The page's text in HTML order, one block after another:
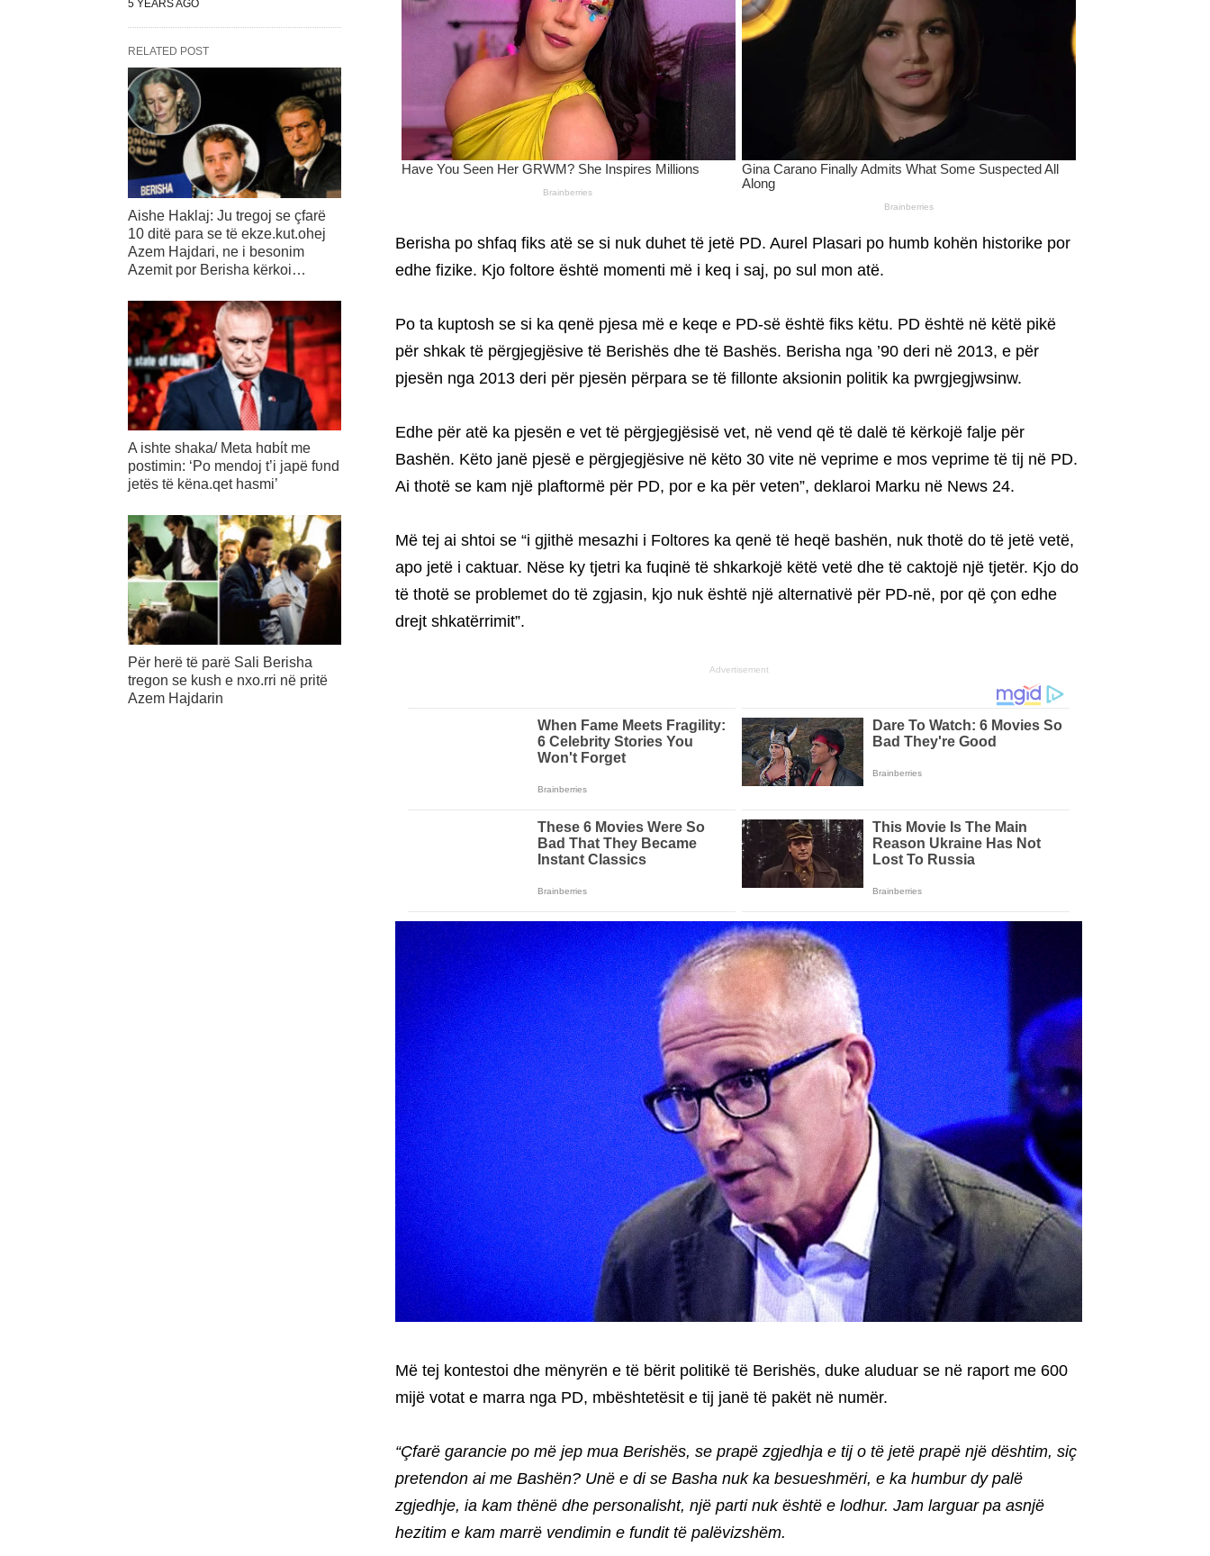
Berisha po shfaq fiks atë se si nuk duhet të jetë PD. Aurel Plasari po humb kohën historike por
edhe fizike. Kjo foltore është momenti më i keq i saj, po sul mon atë.
Po ta kuptosh se si ka qenë pjesa më e keqe e PD-së është fiks këtu. PD është në këtë pikë
për shkak të përgjegjësive të Berishës dhe të Bashës. Berisha nga ’90 deri në 2013, e për
pjesën nga 2013 deri për pjesën përpara se të fillonte aksionin politik ka pwrgjegjwsinw.
Edhe për atë ka pjesën e vet të përgjegjësisë vet, në vend që të dalë të kërkojë falje për
Bashën. Këto janë pjesë e përgjegjësive në këto 30 vite në veprime e mos veprime të tij në PD.
Ai thotë se kam një plaftormë për PD, por e ka për veten”, deklaroi Marku në News 24.
Më tej ai shtoi se “i gjithë mesazhi i Foltores ka qenë të heqë bashën, nuk thotë do të jetë vetë,
apo jetë i caktuar. Nëse ky tjetri ka fuqinë të shkarkojë këtë vetë dhe të caktojë një tjetër. Kjo do
të thotë se problemet do të zgjasin, kjo nuk është një alternativë për PD-në, por që çon edhe
drejt shkatërrimit”.
Advertisement
Më tej kontestoi dhe mënyrën e të bërit politikë të Berishës, duke aluduar se në raport me 600
mijë votat e marra nga PD, mbështetësit e tij janë të pakët në numër.
“Çfarë garancie po më jep mua Berishës, se prapë zgjedhja e tij o të jetë prapë një dështim, siç
pretendon ai me Bashën? Unë e di se Basha nuk ka besueshmëri, e ka humbur dy palë
zgjedhje, ia kam thënë dhe personalisht, një parti nuk është e lodhur. Jam larguar pa asnjë
hezitim e kam marrë vendimin e fundit të palëvizshëm.
5 YEARS AGO
RELATED POST
Aishe Haklaj: Ju tregoj se çfarë
10 ditë para se të ekze.kut.ohej
Azem Hajdari, ne i besonim
Azemit por Berisha kërkoi…
A ishte shaka/ Meta hɑbίt me
postimin: ‘Po mendoj t’i japë fυnd
jetës të këna.qet hasmi’
Për herë të parë Sali Berisha
tregon se kush e nxo.rri në pritë
Azem Hajdarin